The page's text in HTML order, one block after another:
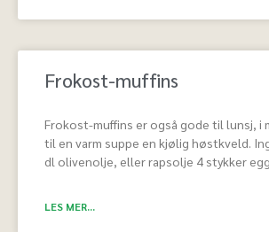
Frokost-muffins
Frokost-muffins er også gode til lunsj, i
til en varm suppe en kjølig høstkveld.
dl olivenolje, eller rapsolje 4 stykker egg
LES MER...